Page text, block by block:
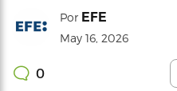
Por EFE
May 16, 2026
0